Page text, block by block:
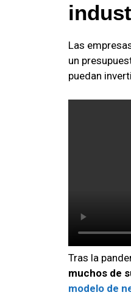
Las
un
puedan
Tras la
muchos de
modelo de